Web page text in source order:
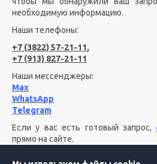
необходимую информацию.
Наши телефоны:
+7 (3822) 57-21-11,
+7 (913) 827-21-11
Наши мессенджеры:
Max
WhatsApp
Telegram
Если у вас есть готовый запрос,
прямо на сайте.